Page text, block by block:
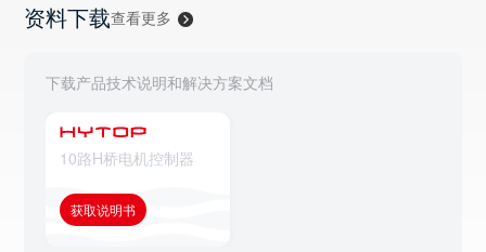
资料下载查看更多
下载产品技术说明和解决方案文档
10路H桥电机控制器
获取说明书